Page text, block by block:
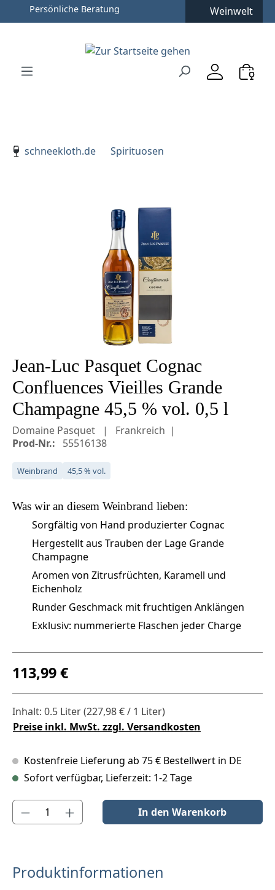
Zum Hauptinhalt springen
Zur Hauptnavigation springen
Persönliche Beratung Weinwelt
schneekloth.de
Spirituosen
Bildergalerie überspringen
Jean-Luc Pasquet Cognac
Confluences Vieilles Grande
Champagne 45,5 % vol. 0,5 l
Domaine Pasquet
Frankreich
Prod-Nr.:
55516138
Weinbrand 45,5 % vol.
Was wir an diesem Weinbrand lieben:
Sorgfältig von Hand produzierter Cognac
Hergestellt aus Trauben der Lage Grande
Champagne
Aromen von Zitrusfrüchten, Karamell und
Eichenholz
Runder Geschmack mit fruchtigen Anklängen
Exklusiv: nummerierte Flaschen jeder Charge
Regulärer Preis:
113,99 €
Inhalt: 0.5 Liter(227,98 € / 1 Liter)
Preise inkl. MwSt. zzgl. Versandkosten
Kostenfreie Lieferung ab 75 € Bestellwert in DE
Sofort verfügbar, Lieferzeit: 1-2 Tage
Produkt Anzahl: Gib den gewünschten Wert ein oder benutze
In den Warenkorb
Produktinformationen